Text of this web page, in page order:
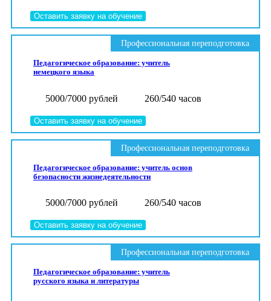
Оставить заявку на обучение
Педагогическое образование: учитель
немецкого языка
5000/7000 рублей 260/540 часов
Оставить заявку на обучение
Профессиональная переподготовка
Педагогическое образование: учитель основ
безопасности жизнедеятельности
5000/7000 рублей 260/540 часов
Оставить заявку на обучение
Профессиональная переподготовка
Педагогическое образование: учитель
русского языка и литературы
Профессиональная переподготовка